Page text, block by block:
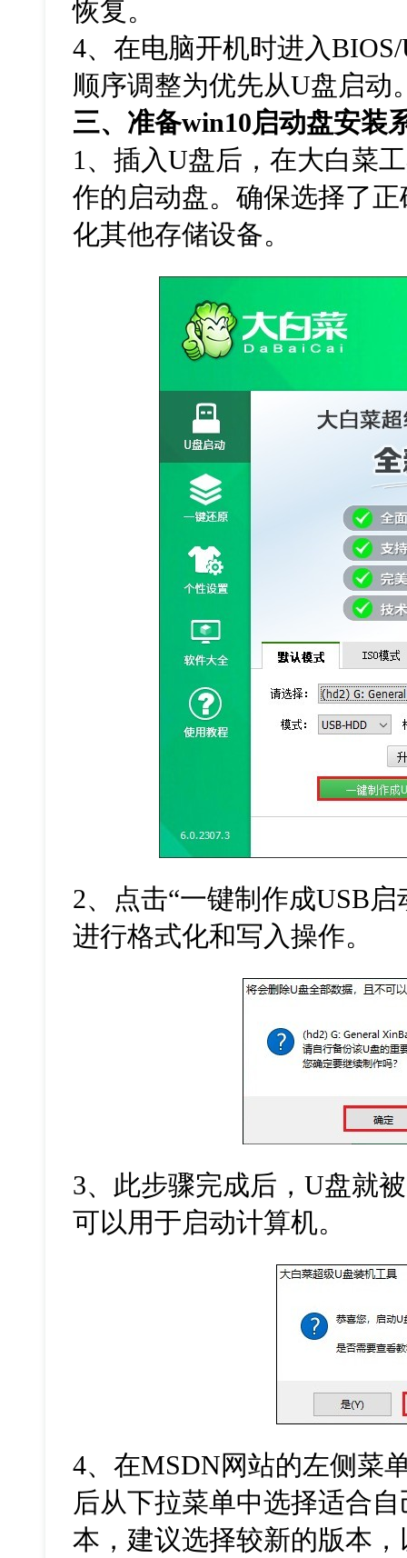
恢复。
4、在电脑开机时进入
顺序调整为优先从U盘启动
三、准备win10启动盘安装
1、插入U盘后，在大白菜
作的启动盘。确保选择了
化其他存储设备。
2、点击“一键制作成USB
进行格式化和写入操作。
3、此步骤完成后，U盘就
可以用于启动计算机。
4、在MSDN网站的左侧菜
后从下拉菜单中选择适合
本，建议选择较新的版本